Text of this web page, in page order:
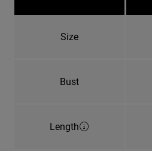
Size
Bust
Length